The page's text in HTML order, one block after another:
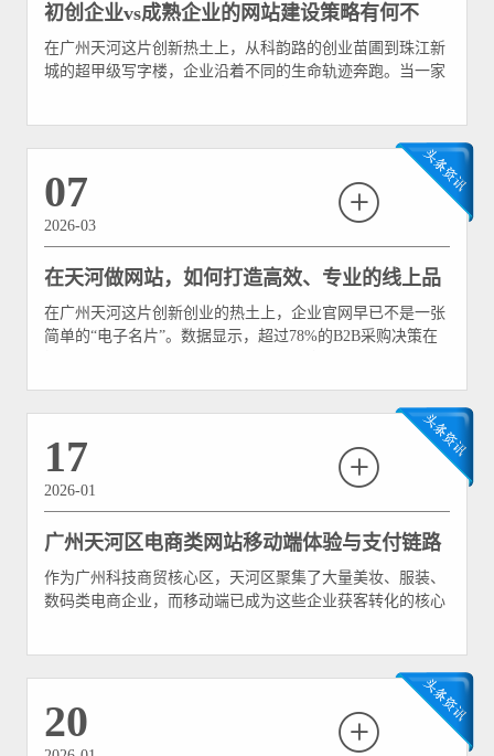
初创企业vs成熟企业的网站建设策略有何不
同？
在广州天河这片创新热土上，从科韵路的创业苗圃到珠江新
城的超甲级写字楼，企业沿着不同的生命轨迹奔跑。当一家
言：“公司在不同阶段对网站建设需求并不一样。” 在天河区
07
2026-03
在天河做网站，如何打造高效、专业的线上品
牌形象？
在广州天河这片创新创业的热土上，企业官网早已不是一张
简单的“电子名片”。数据显示，超过78%的B2B采购决策在
高效、专业的网站，不仅是品牌形象的集中展现，更是连接
客户、驱动增长的核心引擎。那么，如何在这片竞争激烈的
热土上
17
2026-01
广州天河区电商类网站移动端体验与支付链路
优化策略有哪些？
作为广州科技商贸核心区，天河区聚集了大量美妆、服装、
数码类电商企业，而移动端已成为这些企业获客转化的核心
是主要痛点。针对美妆、服装、数码三大品类特性，优化移
动端用户体验与支付链路，成为天河区电商提升竞争力的关
键
20